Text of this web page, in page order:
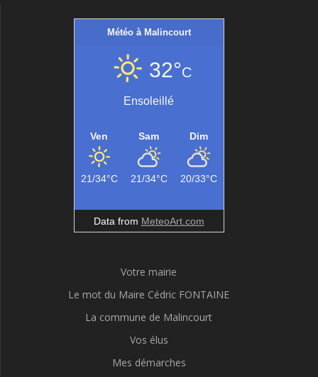
Météo à Malincourt
32°C
Ensoleillé
Ven
21/34°C
Sam
21/34°C
Dim
20/33°C
Data from MeteoArt.com
Votre mairie
Le mot du Maire Cédric FONTAINE
La commune de Malincourt
Vos élus
Mes démarches